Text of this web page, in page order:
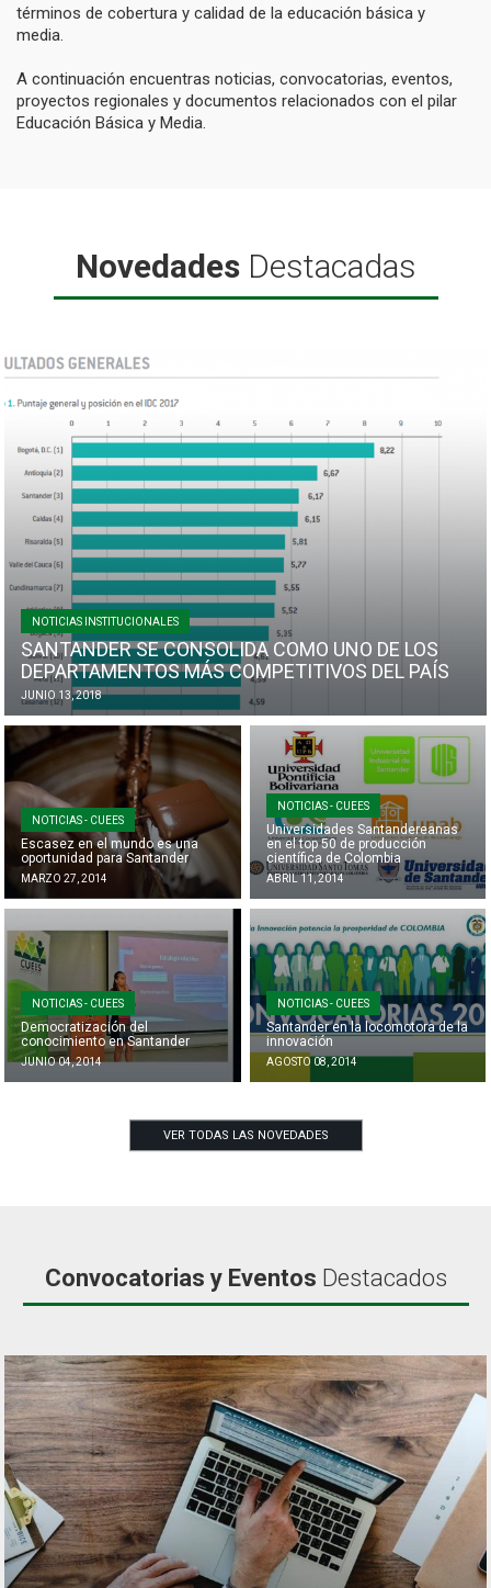
términos de cobertura y calidad de la educación básica y
media.
A continuación encuentras noticias, convocatorias, eventos,
proyectos regionales y documentos relacionados con el pilar
Educación Básica y Media.
NovedadesDestacadas
NOTICIAS INSTITUCIONALES
SANTANDER SE CONSOLIDA COMO UNO DE LOS
DEPARTAMENTOS MÁS COMPETITIVOS DEL PAÍS
JUNIO 13, 2018
NOTICIAS - CUEES
Escasez en el mundo es una
oportunidad para Santander
MARZO 27, 2014
NOTICIAS - CUEES
Universidades Santandereanas
en el top 50 de producción
científica de Colombia
ABRIL 11, 2014
NOTICIAS - CUEES
Democratización del
conocimiento en Santander
JUNIO 04, 2014
NOTICIAS - CUEES
Santander en la locomotora de la
innovación
AGOSTO 08, 2014
VER TODAS LAS NOVEDADES
Convocatorias y Eventos Destacados